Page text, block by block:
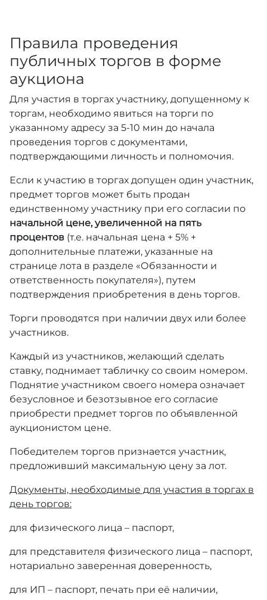
Правила проведения
публичных торгов в форме
аукциона
Для участия в торгах участнику, допущенному к
торгам, необходимо явиться на торги по
указанному адресу за 5-10 мин до начала
проведения торгов с документами,
подтверждающими личность и полномочия.
Если к участию в торгах допущен один участник,
предмет торгов может быть продан
единственному участнику при его согласии по
начальной цене, увеличенной на пять
процентов (т.е. начальная цена + 5% +
дополнительные платежи, указанные на
странице лота в разделе «Обязанности и
ответственность покупателя»), путем
подтверждения приобретения в день торгов.
Торги проводятся при наличии двух или более
участников.
Каждый из участников, желающий сделать
ставку, поднимает табличку со своим номером.
Поднятие участником своего номера означает
безусловное и безотзывное его согласие
приобрести предмет торгов по объявленной
аукционистом цене.
Победителем торгов признается участник,
предложивший максимальную цену за лот.
Документы, необходимые для участия в торгах в
день торгов:
для физического лица – паспорт,
для представителя физического лица – паспорт,
нотариально заверенная доверенность,
для ИП – паспорт, печать при её наличии,